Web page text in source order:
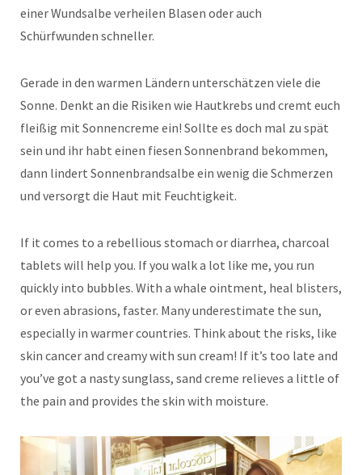
einer Wundsalbe verheilen Blasen oder auch
Schürfwunden schneller.
Gerade in den warmen Ländern unterschätzen viele die
Sonne. Denkt an die Risiken wie Hautkrebs und cremt euch
fleißig mit Sonnencreme ein! Sollte es doch mal zu spät
sein und ihr habt einen fiesen Sonnenbrand bekommen,
dann lindert Sonnenbrandsalbe ein wenig die Schmerzen
und versorgt die Haut mit Feuchtigkeit.
If it comes to a rebellious stomach or diarrhea, charcoal
tablets will help you. If you walk a lot like me, you run
quickly into bubbles. With a whale ointment, heal blisters,
or even abrasions, faster. Many underestimate the sun,
especially in warmer countries. Think about the risks, like
skin cancer and creamy with sun cream! If it’s too late and
you’ve got a nasty sunglass, sand creme relieves a little of
the pain and provides the skin with moisture.